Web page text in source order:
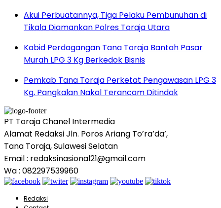
Akui Perbuatannya, Tiga Pelaku Pembunuhan di
Tikala Diamankan Polres Toraja Utara
Kabid Perdagangan Tana Toraja Bantah Pasar
Murah LPG 3 Kg Berkedok Bisnis
Pemkab Tana Toraja Perketat Pengawasan LPG 3
Kg, Pangkalan Nakal Terancam Ditindak
PT Toraja Chanel Intermedia
Alamat Redaksi Jln. Poros Ariang To’ra’da’,
Tana Toraja, Sulawesi Selatan
Email : redaksinasional21@gmail.com
Wa : 082297539960
Redaksi